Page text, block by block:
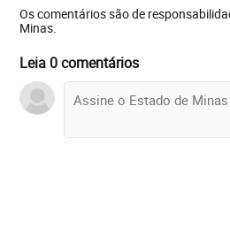
Os comentários são de
Minas.
Leia 0 comentários